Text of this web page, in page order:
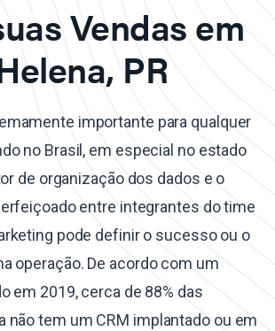
Vendas em
PR
importante para qualquer
no Brasil, em especial no estado
de organização dos dados e o
entre integrantes do time
pode definir o sucesso ou o
operação. De acordo com um
em 2019, cerca de 88% das
não tem um CRM implantado ou em